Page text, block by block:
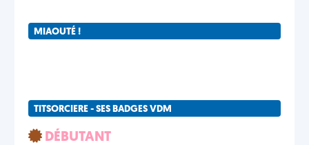
MIAOUTÉ !
TITSORCIERE - SES BADGES VDM
DÉBUTANT